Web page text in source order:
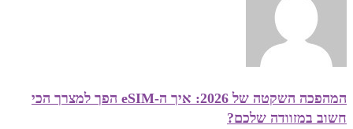
המהפכה השקטה של 2026: איך ה-eSIM הפך למצרך הכי
חשוב במזוודה שלכם?